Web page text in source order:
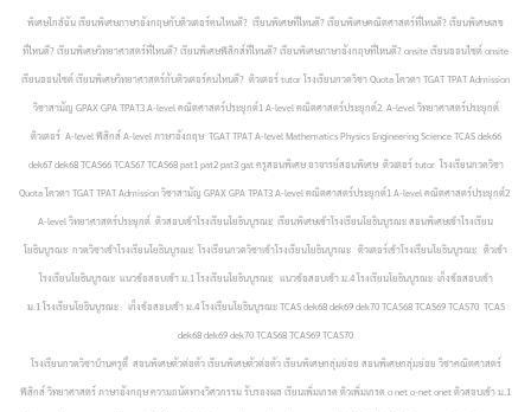
พิเศษใกล้ฉัน เรียนพิเศษภาษาอังกฤษกับติวเตอร์คนไหนดี? เรียนพิเศษที่ไหนดี? เรียนพิเศษคณิตศาสตร์ที่ไหนดี? เรียนพิเศษเลข
ที่ไหนดี? เรียนพิเศษวิทยาศาสตร์ที่ไหนดี? เรียนพิเศษฟิสิกส์ที่ไหนดี? เรียนพิเศษภาษาอังกฤษที่ไหนดี? onsite เรียนออนไซต์ onsite
เรียนออนไซต์ เรียนพิเศษวิทยาศาสตร์กับติวเตอร์คนไหนดี? ติวเตอร์ tutor โรงเรียนกวดวิชา Quota โควตา TGAT TPAT Admission
วิชาสามัญ GPAX GPA TPAT3 A-level คณิตศาสตร์ประยุกต์1 A-level คณิตศาสตร์ประยุกต์2 A-level วิทยาศาสตร์ประยุกต์
ติวเตอร์ A-level ฟิสิกส์ A-level ภาษาอังกฤษ TGAT TPAT A-level Mathematics Physics Engineering Science TCAS dek66
dek67 dek68 TCAS66 TCAS67 TCAS68 pat1 pat2 pat3 gat ครูสอนพิเศษ อาจารย์สอนพิเศษ ติวเตอร์ tutor โรงเรียนกวดวิชา
Quota โควตา TGAT TPAT Admission วิชาสามัญ GPAX GPA TPAT3 A-level คณิตศาสตร์ประยุกต์1 A-level คณิตศาสตร์ประยุกต์2
A-level วิทยาศาสตร์ประยุกต์ ติวสอบเข้าโรงเรียนโยธินบูรณะ เรียนพิเศษเข้าโรงเรียนโยธินบูรณะ สอนพิเศษเข้าโรงเรียน
โยธินบูรณะ กวดวิชาเข้าโรงเรียนโยธินบูรณะ โรงเรียนกวดวิชาเข้าโรงเรียนโยธินบูรณะ ติวเตอร์เข้าโรงเรียนโยธินบูรณะ ติวเข้า
โรงเรียนโยธินบูรณะ แนวข้อสอบเข้า ม.1 โรงเรียนโยธินบูรณะ แนวข้อสอบเข้า ม.4 โรงเรียนโยธินบูรณะ เก็งข้อสอบเข้า
ม.1 โรงเรียนโยธินบูรณะ เก็งข้อสอบเข้า ม.4 โรงเรียนโยธินบูรณะ TCAS dek68 dek69 dek70 TCAS68 TCAS69 TCAS70 TCAS
dek68 dek69 dek70 TCAS68 TCAS69 TCAS70
โรงเรียนกวดวิชาบ้านครูตี๋ สอนพิเศษตัวต่อตัว เรียนพิเศษตัวต่อตัว เรียนพิเศษกลุ่มย่อย สอนพิเศษกลุ่มย่อย วิชาคณิตศาสตร์
ฟิสิกส์ วิทยาศาสตร์ ภาษาอังกฤษ ความถนัดทางวิศวกรรม รับรองผล เรียนเพิ่มเกรด ติวเพิ่มเกรด o net o-net onet ติวสอบเข้า ม.1